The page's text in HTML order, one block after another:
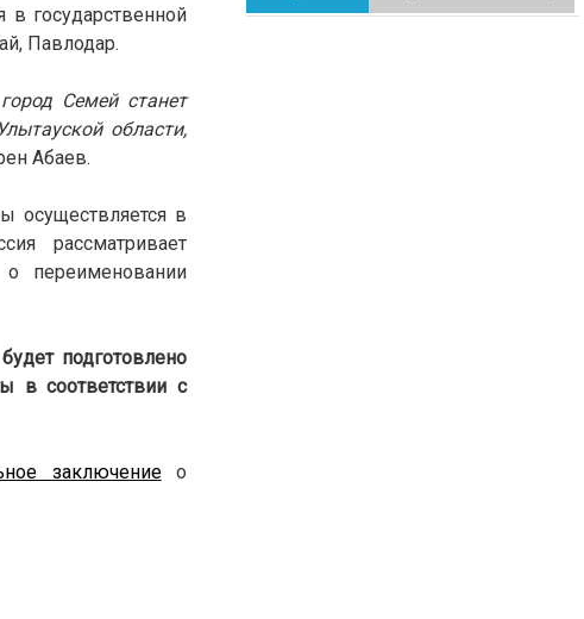
государственной
Павлодар.
Семей станет
области,
Абаев.
осуществляется в
рассматривает
переименовании
подготовлено
в соответствии с
заключениео